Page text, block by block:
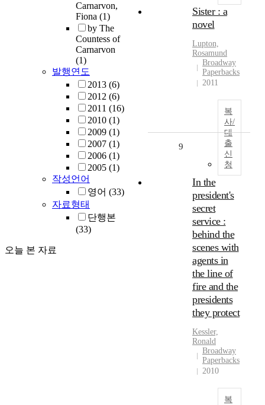
Carnarvon,
Fiona (1)
by The
Countess of
Carnarvon
(1)
발행연도
2013 (6)
2012 (6)
2011 (16)
2010 (1)
2009 (1)
2007 (1)
2006 (1)
2005 (1)
작성언어
영어 (33)
자료형태
단행본
(33)
오늘 본 자료
Sister : a
novel
Lupton,
Rosamund
Broadway
Paperbacks
2011
복
사/
대
출
신
청
9
In the
president's
secret
service :
behind the
scenes with
agents in
the line of
fire and the
presidents
they protect
Kessler,
Ronald
Broadway
Paperbacks
2010
복